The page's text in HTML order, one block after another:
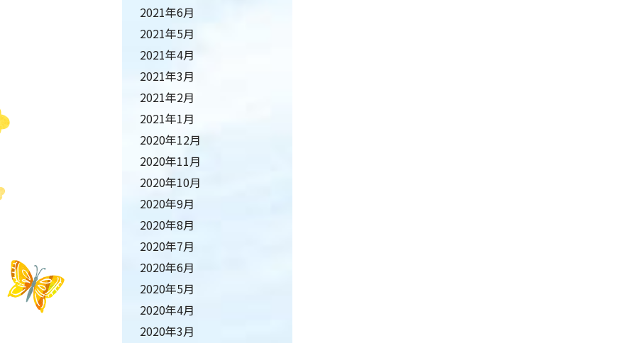
2021年6月
2021年5月
2021年4月
2021年3月
2021年2月
2021年1月
2020年12月
2020年11月
2020年10月
2020年9月
2020年8月
2020年7月
2020年6月
2020年5月
2020年4月
2020年3月